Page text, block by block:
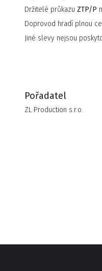
Držitelé průkazu ZTP/P
Doprovod hradí plnou
Jiné slevy nejsou
Pořadatel
ZL Production s.r.o.